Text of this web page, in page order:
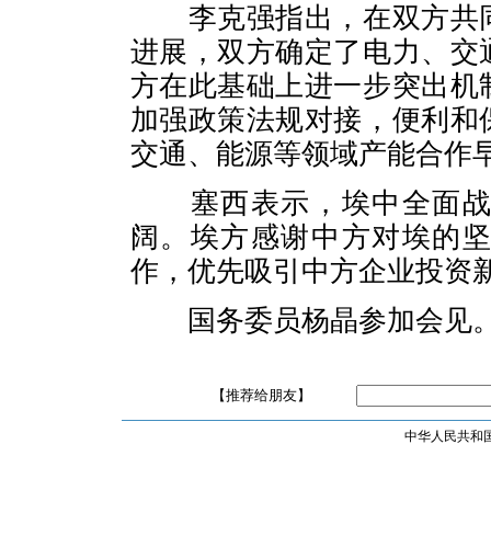
李克强指出，在双方共
进展，双方确定了电力、
方在此基础上进一步突出
加强政策法规对接，便利
交通、能源等领域产能合作
塞西表示，埃中全面战
阔。埃方感谢中方对埃的
作，优先吸引中方企业投资
国务委员杨晶参加会见
【推荐给朋友】
中华人民共和